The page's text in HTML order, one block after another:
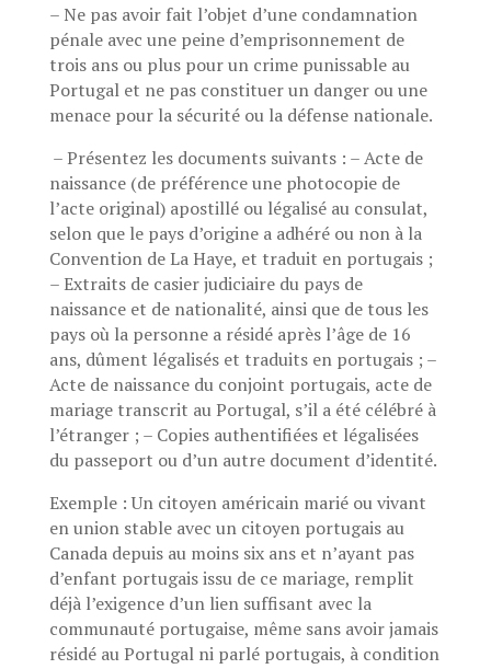
– Ne pas avoir fait l’objet d’une condamnation
pénale avec une peine d’emprisonnement de
trois ans ou plus pour un crime punissable au
Portugal et ne pas constituer un danger ou une
menace pour la sécurité ou la défense nationale.
– Présentez les documents suivants : – Acte de
naissance (de préférence une photocopie de
l’acte original) apostillé ou légalisé au consulat,
selon que le pays d’origine a adhéré ou non à la
Convention de La Haye, et traduit en portugais ;
– Extraits de casier judiciaire du pays de
naissance et de nationalité, ainsi que de tous les
pays où la personne a résidé après l’âge de 16
ans, dûment légalisés et traduits en portugais ; –
Acte de naissance du conjoint portugais, acte de
mariage transcrit au Portugal, s’il a été célébré à
l’étranger ; – Copies authentifiées et légalisées
du passeport ou d’un autre document d’identité.
Exemple : Un citoyen américain marié ou vivant
en union stable avec un citoyen portugais au
Canada depuis au moins six ans et n’ayant pas
d’enfant portugais issu de ce mariage, remplit
déjà l’exigence d’un lien suffisant avec la
communauté portugaise, même sans avoir jamais
résidé au Portugal ni parlé portugais, à condition